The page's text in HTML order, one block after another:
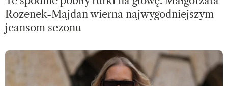
Rozenek-Majdan wierna najwygodniejszym
jeansom sezonu